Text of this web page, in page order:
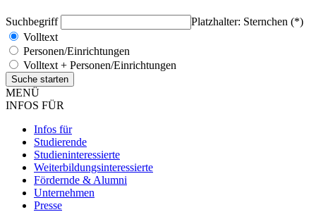
Suchbegriff
Platzhalter: Sternchen (*)
Volltext
Personen/Einrichtungen
Volltext + Personen/Einrichtungen
MENÜ
INFOS FÜR
Infos für
Studierende
Studieninteressierte
Weiterbildungsinteressierte
Fördernde & Alumni
Unternehmen
Presse